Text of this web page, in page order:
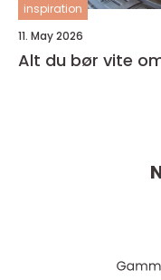
inspiration
11. May 2026
Alt du bør vite